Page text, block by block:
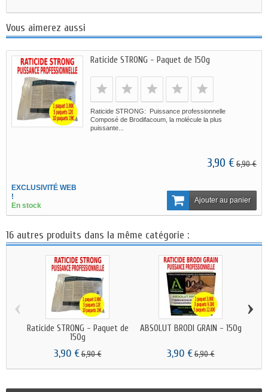
Vous aimerez aussi
Raticide STRONG - Paquet de 150g
Raticide STRONG: Puissance professionnelle
Composé de Brodifacoum, la molécule la plus
puissante...
3,90 €6,90 €
EXCLUSIVITÉ WEB
!
En stock
Ajouter au panier
16 autres produits dans la même catégorie :
Raticide STRONG - Paquet de
150g
3,90 €6,90 €
ABSOLUT BRODI GRAIN - 150g
3,90 €6,90 €
‹ ›